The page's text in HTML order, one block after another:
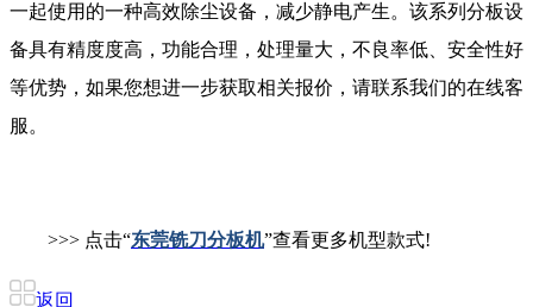
一起使用的一种高效除尘设备，减少静电产生。该系列分板设
备具有精度度高，功能合理，处理量大，不良率低、安全性好
等优势，如果您想进一步获取相关报价，请联系我们的在线客
服。
>>> 点击“东莞铣刀分板机”查看更多机型款式!
返回